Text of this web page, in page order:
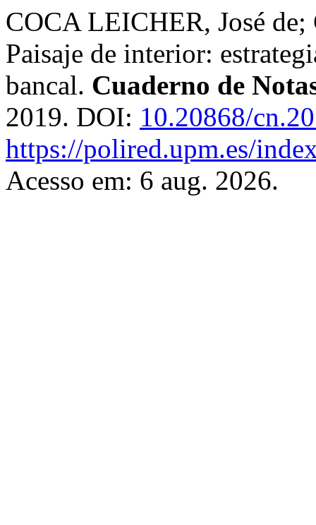
COCA LEICHER, José
Paisaje de interior:
bancal. Cuaderno de
2019. DOI: 10.20868/
https://polired.upm.es/
Acesso em: 6 aug. 2026.